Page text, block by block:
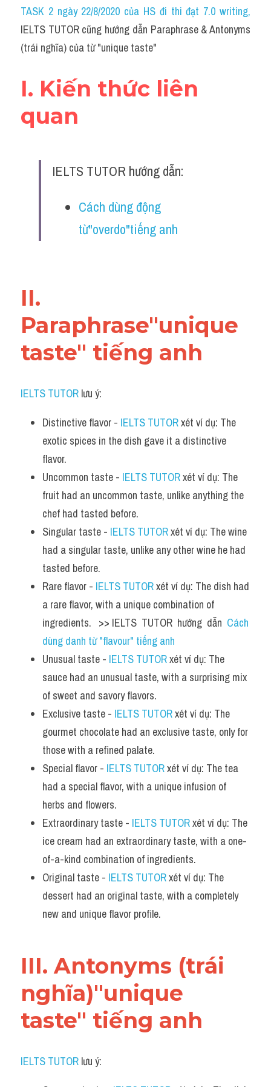
Idiom
Grammar
Word form
Cách dùng từ
Đề thi thật Task 2
TASK 2 ngày 22/8/2020 của HS đi thi đạt 7.0 writing,
IELTS TUTOR cũng hướng dẫn Paraphrase & Antonyms
(trái nghĩa) của từ "unique taste"
I. Kiến thức liên
quan
IELTS TUTOR hướng dẫn:
Cách dùng động
từ"overdo"tiếng anh
II.
Paraphrase"unique
taste" tiếng anh
IELTS TUTOR lưu ý:​
Distinctive flavor - IELTS TUTOR xét ví dụ: The
exotic spices in the dish gave it a distinctive
flavor.
Uncommon taste - IELTS TUTOR xét ví dụ: The
fruit had an uncommon taste, unlike anything the
chef had tasted before.
Singular taste - IELTS TUTOR xét ví dụ: The wine
had a singular taste, unlike any other wine he had
tasted before.
Rare flavor - IELTS TUTOR xét ví dụ: The dish had
a rare flavor, with a unique combination of
ingredients.   >> IELTS  TUTOR  hướng  dẫn Cách
dùng danh từ "flavour" tiếng anh
Unusual taste - IELTS TUTOR xét ví dụ: The
sauce had an unusual taste, with a surprising mix
of sweet and savory flavors.
Exclusive taste - IELTS TUTOR xét ví dụ: The
gourmet chocolate had an exclusive taste, only for
those with a refined palate.
Special flavor - IELTS TUTOR xét ví dụ: The tea
had a special flavor, with a unique infusion of
herbs and flowers.
Extraordinary taste - IELTS TUTOR xét ví dụ: The
ice cream had an extraordinary taste, with a one-
of-a-kind combination of ingredients.
Original taste - IELTS TUTOR xét ví dụ: The
dessert had an original taste, with a completely
new and unique flavor profile.
III. Antonyms (trái
nghĩa)"unique
taste" tiếng anh
IELTS TUTOR lưu ý:​